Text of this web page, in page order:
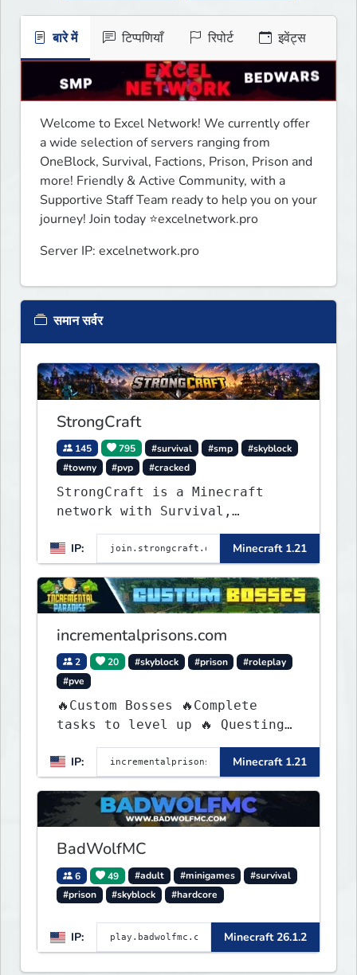
बारे में टिप्पणियाँ रिपोर्ट इवेंट्स
Welcome to Excel Network! We currently offer
a wide selection of servers ranging from
OneBlock, Survival, Factions, Prison, Prison and
more! Friendly & Active Community, with a
Supportive Staff Team ready to help you on your
journey! Join today ⭐excelnetwork.pro
Server IP: excelnetwork.pro
समान सर्वर
StrongCraft
145 795 #survival #smp
#skyblock
#towny
#pvp #cracked
StrongCraft is a Minecraft
network with Survival,
Towny, PvP, LifeSteal, Events,
and more. Pick a server and
start playing.
IP: Minecraft 1.21
incrementalprisons.com
2 20 #skyblock #prison
#roleplay
#pve
🔥Custom Bosses 🔥Complete
tasks to level up 🔥 Questing
🔥 Unique Abilities
IP:
Minecraft 1.21
BadWolfMC
6 49 #adult #minigames
#survival
#prison
#skyblock #hardcore
IP: Minecraft 26.1.2